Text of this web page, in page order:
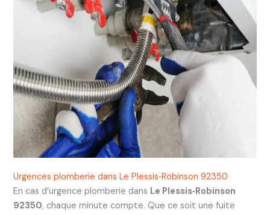
Urgences plomberie dans Le Plessis‑Robinson 92350
En cas d’urgence plomberie dans Le Plessis‑Robinson
92350, chaque minute compte. Que ce soit une fuite